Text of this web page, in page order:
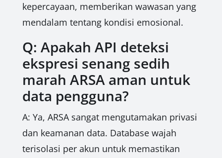
kepercayaan, memberikan wawasan yang
mendalam tentang kondisi emosional.
Q: Apakah API deteksi
ekspresi senang sedih
marah ARSA aman untuk
data pengguna?
A: Ya, ARSA sangat mengutamakan privasi
dan keamanan data. Database wajah
terisolasi per akun untuk memastikan